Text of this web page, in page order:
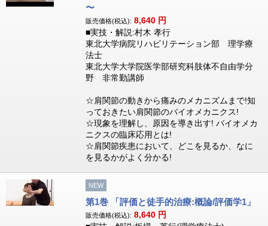
〜
販売価格(税込): 8,640 円
■実技・解説:村木 孝行
東北大学病院リハビリテーション部 理学療
法士
東北大学大学院医学部研究科肢体不自由学分
野 非常勤講師
☆肩関節の動きから痛みのメカニズムまで!知
っておきたい肩関節のバイオメカニクス!
☆現象を理解し、原因を導き出す! バイオメカ
ニクスの臨床応用とは!
☆肩関節疾患において、どこを見るか、なに
を見るかがよく分かる!
NEW
第1巻 「評価と徒手的治療:概論/評価学1」
販売価格(税込): 8,640 円